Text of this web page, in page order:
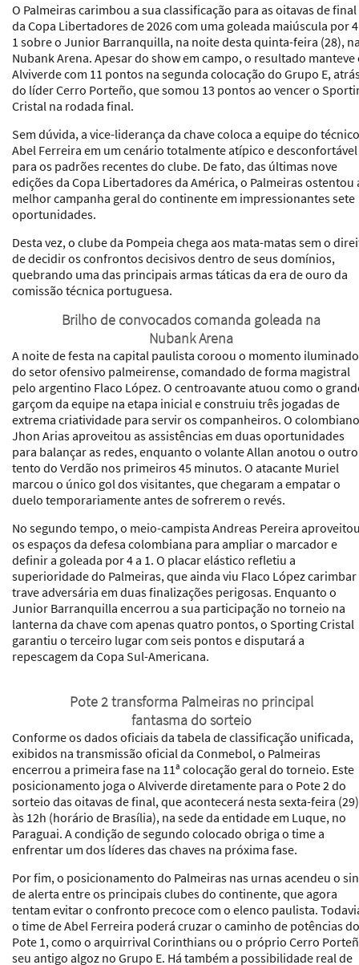
O Palmeiras carimbou a sua classificação para as oitavas de final
da Copa Libertadores de 2026 com uma goleada maiúscula por
1 sobre o Junior Barranquilla, na noite desta quinta-feira (28),
Nubank Arena. Apesar do show em campo, o resultado manteve
Alviverde com 11 pontos na segunda colocação do Grupo E,
do líder Cerro Porteño, que somou 13 pontos ao vencer o
Cristal na rodada final.
Sem dúvida, a vice-liderança da chave coloca a equipe do técnico
Abel Ferreira em um cenário totalmente atípico e desconfortável
para os padrões recentes do clube. De fato, das últimas nove
edições da Copa Libertadores da América, o Palmeiras ostentou
melhor campanha geral do continente em impressionantes sete
oportunidades.
Desta vez, o clube da Pompeia chega aos mata-matas sem o
de decidir os confrontos decisivos dentro de seus domínios,
quebrando uma das principais armas táticas da era de ouro da
comissão técnica portuguesa.
Brilho de convocados comanda goleada na
Nubank Arena
A noite de festa na capital paulista coroou o momento iluminado
do setor ofensivo palmeirense, comandado de forma magistral
pelo argentino Flaco López. O centroavante atuou como o
garçom da equipe na etapa inicial e construiu três jogadas de
extrema criatividade para servir os companheiros. O colombiano
Jhon Arias aproveitou as assistências em duas oportunidades
para balançar as redes, enquanto o volante Allan anotou o outro
tento do Verdão nos primeiros 45 minutos. O atacante Muriel
marcou o único gol dos visitantes, que chegaram a empatar o
duelo temporariamente antes de sofrerem o revés.
No segundo tempo, o meio-campista Andreas Pereira
os espaços da defesa colombiana para ampliar o marcador e
definir a goleada por 4 a 1. O placar elástico refletiu a
superioridade do Palmeiras, que ainda viu Flaco López carimbar
trave adversária em duas finalizações perigosas. Enquanto o
Junior Barranquilla encerrou a sua participação no torneio na
lanterna da chave com apenas quatro pontos, o Sporting Cristal
garantiu o terceiro lugar com seis pontos e disputará a
repescagem da Copa Sul-Americana.
Pote 2 transforma Palmeiras no principal
fantasma do sorteio
Conforme os dados oficiais da tabela de classificação unificada,
exibidos na transmissão oficial da Conmebol, o Palmeiras
encerrou a primeira fase na 11ª colocação geral do torneio. Este
posicionamento joga o Alviverde diretamente para o Pote 2 do
sorteio das oitavas de final, que acontecerá nesta sexta-feira
às 12h (horário de Brasília), na sede da entidade em Luque, no
Paraguai. A condição de segundo colocado obriga o time a
enfrentar um dos líderes das chaves na próxima fase.
Por fim, o posicionamento do Palmeiras nas urnas acendeu o
de alerta entre os principais clubes do continente, que agora
tentam evitar o confronto precoce com o elenco paulista.
o time de Abel Ferreira poderá cruzar o caminho de potências do
Pote 1, como o arquirrival Corinthians ou o próprio Cerro
seu antigo algoz no Grupo E. Há também a possibilidade real de